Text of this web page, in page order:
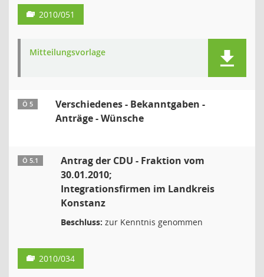
2010/051
Mitteilungsvorlage
Ö 5
Verschiedenes - Bekanntgaben -
Anträge - Wünsche
Ö 5.1
Antrag der CDU - Fraktion vom
30.01.2010;
Integrationsfirmen im Landkreis
Konstanz
Beschluss: zur Kenntnis genommen
2010/034